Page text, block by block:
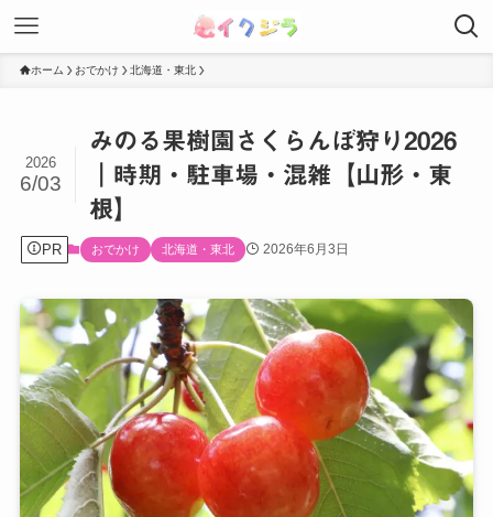
ホーム おでかけ 北海道・東北
みのる果樹園さくらんぼ狩り2026
｜時期・駐車場・混雑【山形・東
根】
2026
6/03
PR おでかけ 北海道・東北 2026年6月3日